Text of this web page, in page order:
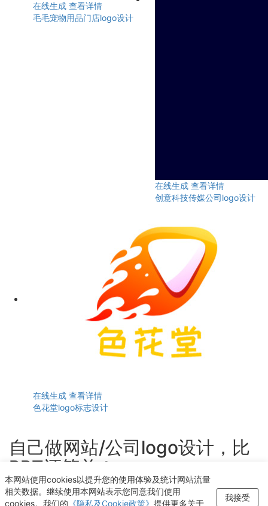
在线生成 查看详情
毛毛宠物用品门店logo设计
在线生成 查看详情
创意科技传媒公司logo设计
在线生成 查看详情
色花堂logo标志设计
自己做网站/公司logo设计，比
PPT还简单！
轻点几下即可获得个性化logo设计
本网站使用cookies以提升您的使用体验及统计网站流量
相关数据。继续使用本网站表示您同意我们使用
cookies。我们的 《隐私及Cookie政策》 提供更多关于
我接受